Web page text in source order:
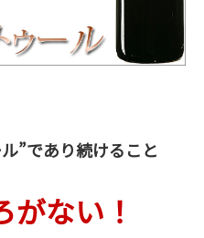
”であり続けること
ない！